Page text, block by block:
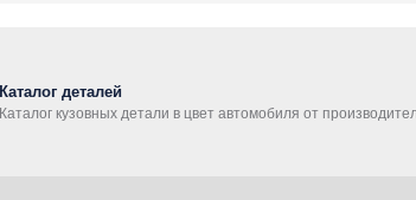
Каталог деталей
Каталог кузовных детали в цвет автомобиля от